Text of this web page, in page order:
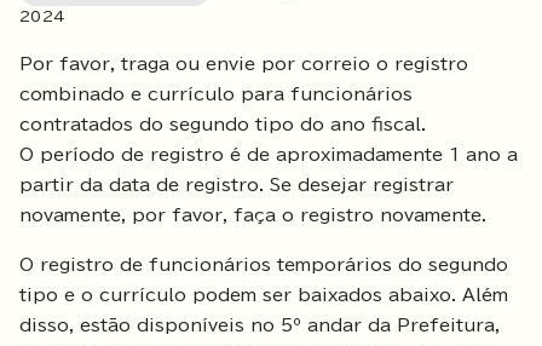
2024
Por favor, traga ou envie por correio o registro
combinado e currículo para funcionários
contratados do segundo tipo do ano fiscal.
O período de registro é de aproximadamente 1 ano a
partir da data de registro. Se desejar registrar
novamente, por favor, faça o registro novamente.
O registro de funcionários temporários do segundo
tipo e o currículo podem ser baixados abaixo. Além
disso, estão disponíveis no 5º andar da Prefeitura,